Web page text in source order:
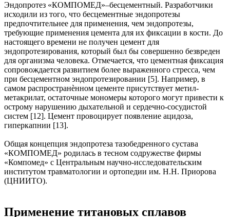
Эндопротез «КОМПОМЕД»–бесцементный. Разработчики
исходили из того, что бесцементные эндопротезы
предпочтительнее для применения, чем эндопротезы,
требующие применения цемента для их фиксации в кости. До
настоящего времени не получен цемент для
эндопротезирования, который был бы совершенно безвреден
для организма человека. Отмечается, что цементная фиксация
сопровождается развитием более выраженного стресса, чем
при бесцементном эндопротезировании [5]. Например, в
самом распространѐнном цементе присутствует метил-
метакрилат, остаточные мономеры которого могут привести к
острому нарушению дыхательной и сердечно-сосудистой
систем [12]. Цемент провоцирует появление ацидоза,
гиперкапнии [13].
Общая концепция эндопротеза тазобедренного сустава
«КОМПОМЕД» родилась в тесном содружестве фирмы
«Компомед» с Центральным научно-исследовательским
институтом травматологии и ортопедии им. Н.Н. Приорова
(ЦНИИТО).
Применение титановых сплавов